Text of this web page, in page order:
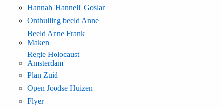
Hannah 'Hanneli' Goslar
Onthulling beeld Anne
Beeld Anne Frank
Maken
Regie Holocaust
Amsterdam
Plan Zuid
Open Joodse Huizen
Flyer